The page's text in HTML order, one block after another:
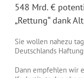
548 Mrd. €
„Rettung“ dank
Sie wollen nahezu
Deutschlands
Dann empfehlen wir